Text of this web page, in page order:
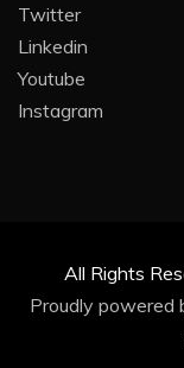
Twitter
Linkedin
Youtube
Instagram
All Rights
Proudly powered